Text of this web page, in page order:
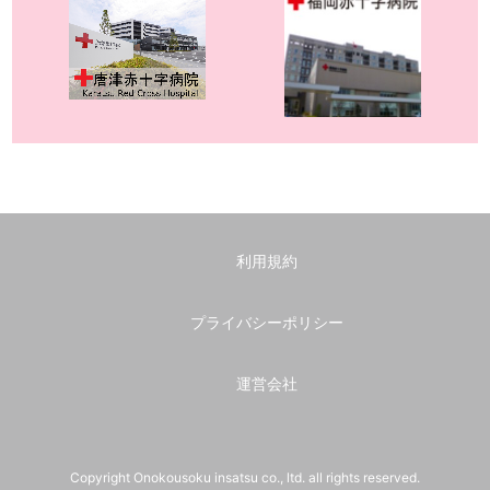
利用規約
プライバシーポリシー
運営会社
Copyright Onokousoku insatsu co., ltd. all rights reserved.